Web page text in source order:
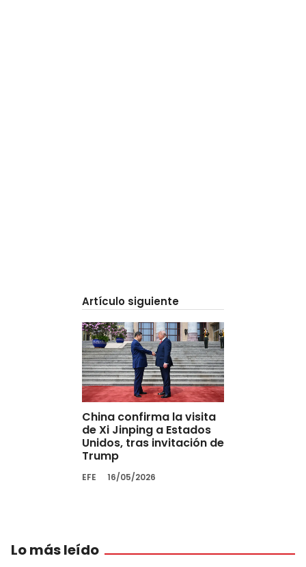
Artículo siguiente
China confirma la visita
de Xi Jinping a Estados
Unidos, tras invitación de
Trump
EFE 16/05/2026
Lo más leído